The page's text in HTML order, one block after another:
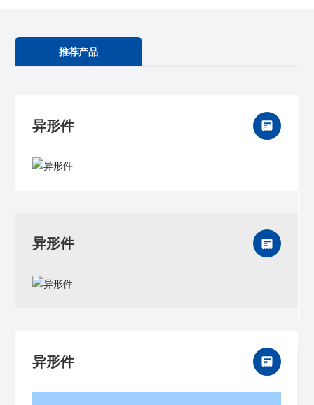
推荐产品
异形件
异形件
异形件